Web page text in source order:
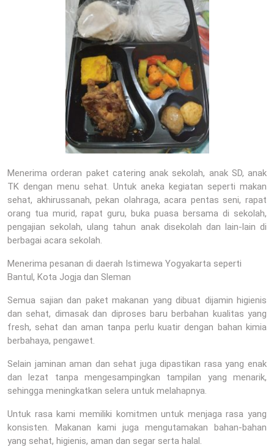
Menerima orderan paket catering anak sekolah, anak SD, anak
TK dengan menu sehat. Untuk aneka kegiatan seperti makan
sehat, akhirussanah, pekan olahraga, acara pentas seni, rapat
orang tua murid, rapat guru, buka puasa bersama di sekolah,
pengajian sekolah, ulang tahun anak disekolah dan lain-lain di
berbagai acara sekolah.
Menerima pesanan di daerah Istimewa Yogyakarta seperti
Bantul, Kota Jogja dan Sleman
Semua sajian dan paket makanan yang dibuat dijamin higienis
dan sehat, dimasak dan diproses baru berbahan kualitas yang
fresh, sehat dan aman tanpa perlu kuatir dengan bahan kimia
berbahaya, pengawet.
Selain jaminan aman dan sehat juga dipastikan rasa yang enak
dan lezat tanpa mengesampingkan tampilan yang menarik,
sehingga meningkatkan selera untuk melahapnya.
Untuk rasa kami memiliki komitmen untuk menjaga rasa yang
konsisten. Makanan kami juga mengutamakan bahan-bahan
yang sehat, higienis, aman dan segar serta halal.